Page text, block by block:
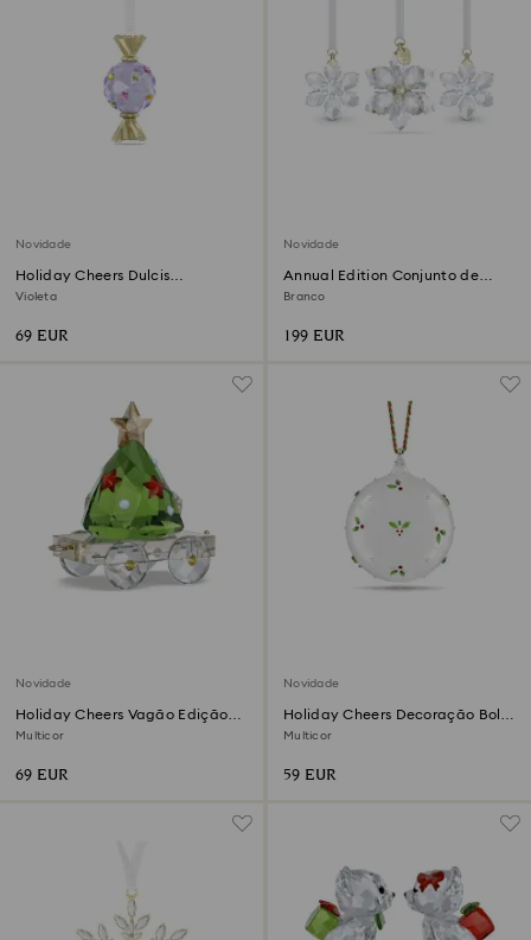
Novidade
Holiday Cheers Dulcis
Decoração Rebuçado
Violeta
69 EUR
Novidade
Annual Edition Conjunto de
Decorações 3D 2026
Branco
199 EUR
Novidade
Holiday Cheers Vagão Edição
Anual 2026
Multicor
69 EUR
Novidade
Holiday Cheers Decoração Bola
com Azevinho
Multicor
59 EUR